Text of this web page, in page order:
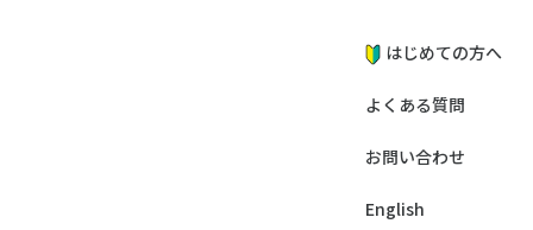
はじめての方へ
よくある質問
お問い合わせ
English